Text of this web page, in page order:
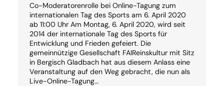
Co-Moderatorenrolle bei Online-Tagung zum
internationalen Tag des Sports am 6. April 2020
ab 11:00 Uhr Am Montag, 6. April 2020, wird seit
2014 der internationale Tag des Sports für
Entwicklung und Frieden gefeiert. Die
gemeinnützige Gesellschaft FAIReinskultur mit Sitz
in Bergisch Gladbach hat aus diesem Anlass eine
Veranstaltung auf den Weg gebracht, die nun als
Live-Online-Tagung…